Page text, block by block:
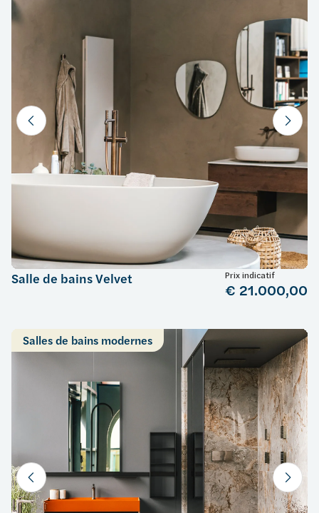
Salle de bains Velvet Prix indicatif
€ 21.000,00
Salles de bains modernes